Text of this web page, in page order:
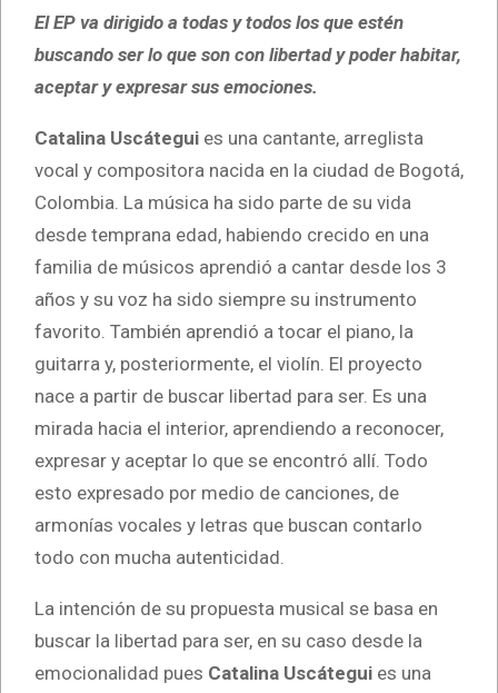
El EP va dirigido a todas y todos los que estén
buscando ser lo que son con libertad y poder habitar,
aceptar y expresar sus emociones.
Catalina Uscátegui es una cantante, arreglista
vocal y compositora nacida en la ciudad de Bogotá,
Colombia. La música ha sido parte de su vida
desde temprana edad, habiendo crecido en una
familia de músicos aprendió a cantar desde los 3
años y su voz ha sido siempre su instrumento
favorito. También aprendió a tocar el piano, la
guitarra y, posteriormente, el violín. El proyecto
nace a partir de buscar libertad para ser. Es una
mirada hacia el interior, aprendiendo a reconocer,
expresar y aceptar lo que se encontró allí. Todo
esto expresado por medio de canciones, de
armonías vocales y letras que buscan contarlo
todo con mucha autenticidad.
La intención de su propuesta musical se basa en
buscar la libertad para ser, en su caso desde la
emocionalidad pues Catalina Uscátegui es una